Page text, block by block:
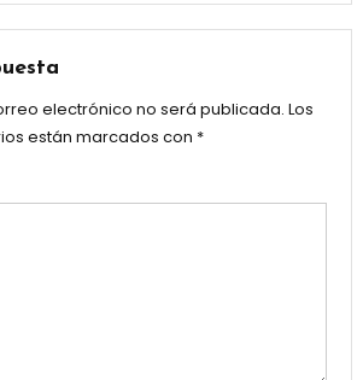
electrónico no será publicada. Los
están marcados con *